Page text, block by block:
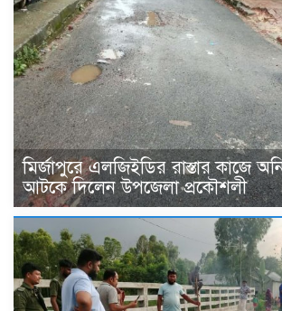
মির্জাপুরে এলজিইডির রাস্তার কাজে
আটকে দিলেন উপজেলা প্রকৌশলী